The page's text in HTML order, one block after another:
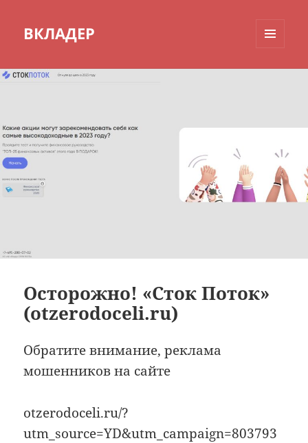
ВКЛАДЕР
Осторожно! «Сток Поток»
(otzerodoceli.ru)
Обратите внимание, реклама
мошенников на сайте
otzerodoceli.ru/?
utm_source=YD&utm_campaign=803793